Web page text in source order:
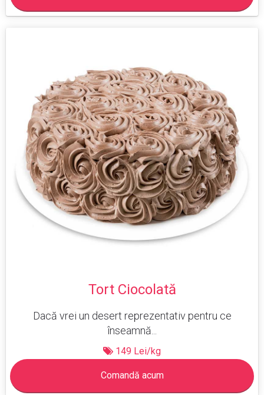
Tort Ciocolată
Dacă vrei un desert reprezentativ pentru ce
înseamnă...
149 Lei/kg
Comandă acum